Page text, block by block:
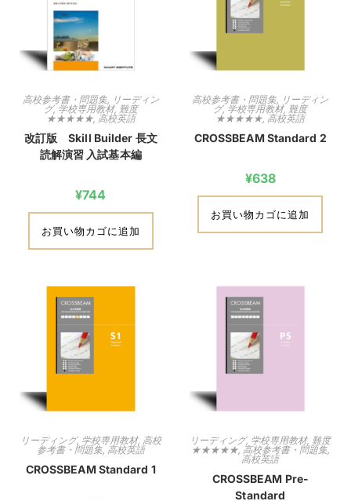
高校参考書・問題集, リーディン
グ, 学校専用教材, 難度
★★★★★, 高校英語
改訂版 Skill Builder 長文
読解演習 入試基本編
¥744
お買い物カゴに追加
高校参考書・問題集, リーディン
グ, 学校専用教材, 難度
★★★★★, 高校英語
CROSSBEAM Standard 2
¥638
お買い物カゴに追加
リーディング, 学校専用教材, 高校
参考書・問題集,高校英語
CROSSBEAM Standard 1
リーディング, 学校専用教材, 難度
★★★★★, 高校参考書・問題集,
高校英語
CROSSBEAM Pre-
Standard